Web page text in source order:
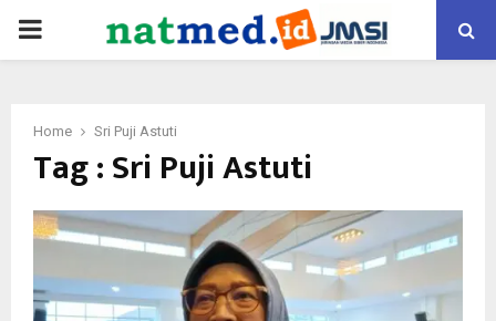
PRIMARY
Home Sri Puji Astuti
Tag : Sri Puji Astuti